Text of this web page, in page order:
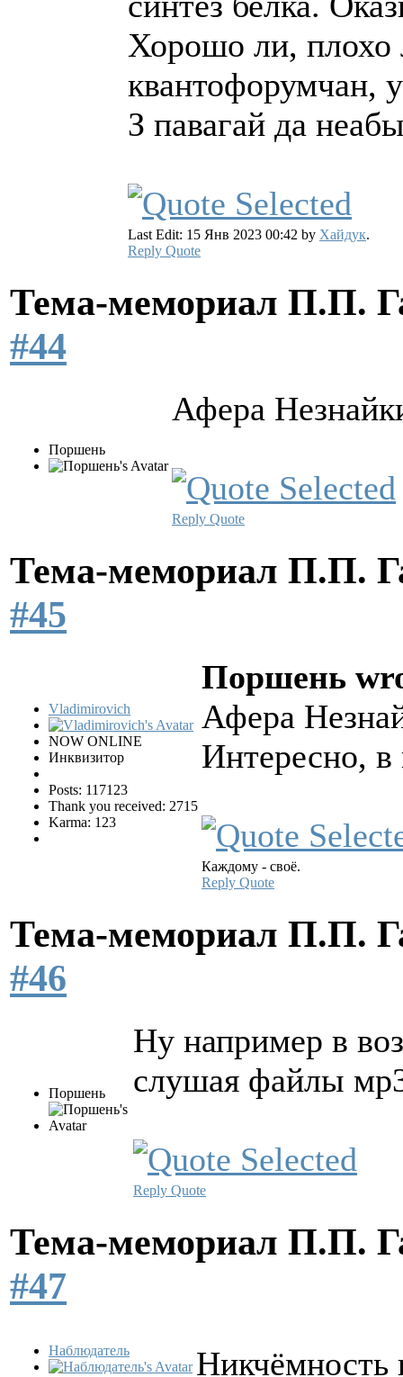
Хорошо ли, плохо
квантофорумчан,
З павагай да
Last Edit: 15 Янв 2023 00:42 by Хайдук.
Reply Quote
Тема-мемориал П.П.
#44
Поршень
Афера
Reply Quote
Тема-мемориал П.П.
#45
Vladimirovich
NOW ONLINE
Инквизитор
Posts: 117123
Thank you received: 2715
Karma: 123
Поршень
Афера
Интересно,
Каждому - своё.
Reply Quote
Тема-мемориал П.П.
#46
Поршень
Ну например в
слушая файлы
Reply Quote
Тема-мемориал П.П.
#47
Наблюдатель Никчёмность